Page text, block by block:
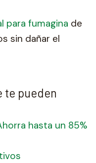
para fumagina de
sin dañar el
te pueden
hasta un 85%